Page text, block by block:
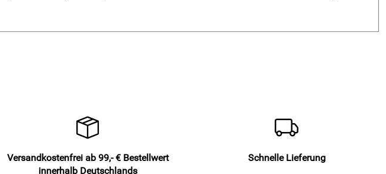
Versandkostenfrei ab 99,- € Bestellwert
innerhalb Deutschlands
Schnelle Lieferung